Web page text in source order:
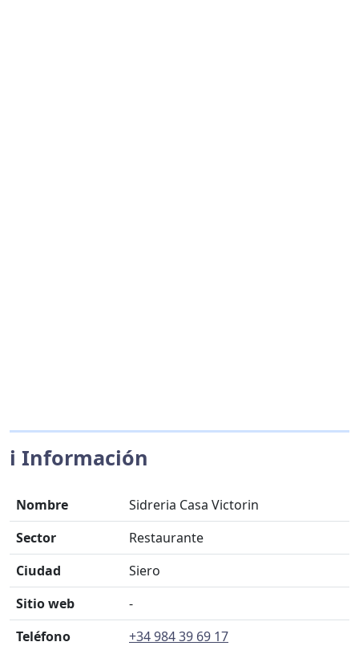
ℹ️ Información
Nombre
Sidreria Casa Victorin
Sector
Restaurante
Ciudad
Siero
Sitio web
-
Teléfono
+34 984 39 69 17